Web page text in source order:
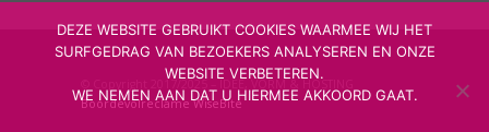
© Copyright 2017/2025 – IDEE, VORM & HOSTING
BoordevolreclameWiseBite
DEZE WEBSITE GEBRUIKT COOKIES WAARMEE WIJ HET
SURFGEDRAG VAN BEZOEKERS ANALYSEREN EN ONZE
WEBSITE VERBETEREN.
WE NEMEN AAN DAT U HIERMEE AKKOORD GAAT.